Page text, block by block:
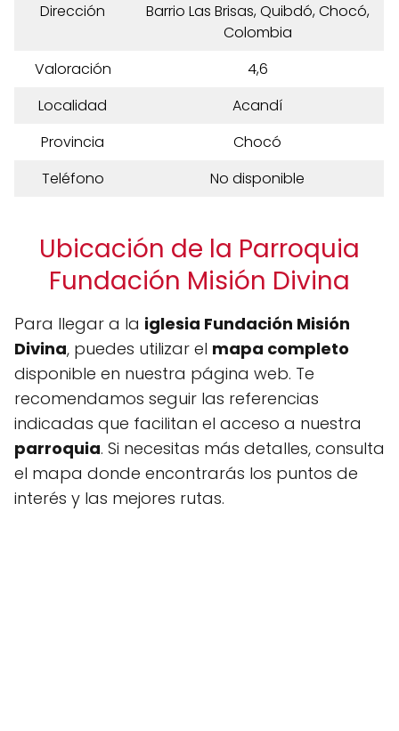
Dirección
Barrio Las Brisas, Quibdó, Chocó,
Colombia
Valoración
4,6
Localidad
Acandí
Provincia
Chocó
Teléfono
No disponible
Ubicación de la Parroquia
Fundación Misión Divina
Para llegar a la iglesia Fundación Misión
Divina, puedes utilizar el mapa completo
disponible en nuestra página web. Te
recomendamos seguir las referencias
indicadas que facilitan el acceso a nuestra
parroquia. Si necesitas más detalles, consulta
el mapa donde encontrarás los puntos de
interés y las mejores rutas.